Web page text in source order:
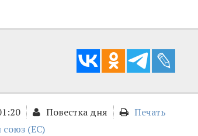
Повестка дня
Печать
союз (ЕС)